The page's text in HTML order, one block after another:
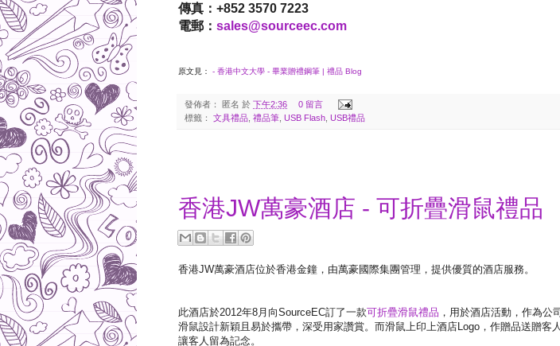
傳真：+852 3570 7223
電郵： sales@sourceec.com
原文見： - 香港中文大學 - 畢業贈禮鋼筆 | 禮品 Blog
發佈者： 匿名 於 下午2:36
0 留言
標籤： 文具禮品 禮品筆 USB Flash USB禮品
香港JW萬豪酒店 - 可折疊滑鼠禮品
香港JW萬豪酒店位於香港金鐘，由萬豪國際集團管理，提供優質的酒店服務。
此酒店於2012年8月向SourceEC訂了一款可折疊滑鼠禮品 ，用於酒店活動，作為公司
滑鼠設計新穎且易於攜帶，深受用家讚賞。而滑鼠上印上酒店Logo，作贈品送贈客
讓客人留為記念。